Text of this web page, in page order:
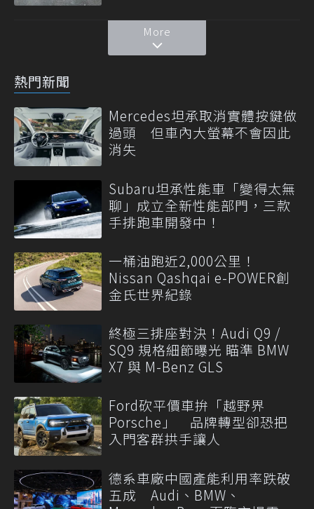
More
熱門新聞
Mercedes坦承取消實體按鍵做
過頭 但車內大螢幕不會因此
消失
Subaru坦承性能車「變得太無
聊」成立全新性能部門，三款
手排跑車開發中！
一桶油跑近2,000公里！
Nissan Qashqai e-POWER創
金氏世界紀錄
終極三排座對決！Audi Q9 /
SQ9 規格細節曝光 瞄準 BMW
X7 與 M-Benz GLS
Ford砍平價車拚「越野界
Porsche」 品牌轉型卻恐把
入門客群拱手讓人
德系車廠中國產能利用率跌破
五成 Audi、BMW、